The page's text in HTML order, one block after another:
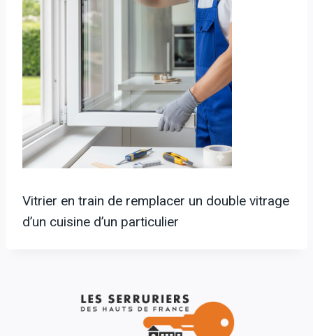
Vitrier en train de remplacer un double vitrage
d’un cuisine d’un particulier